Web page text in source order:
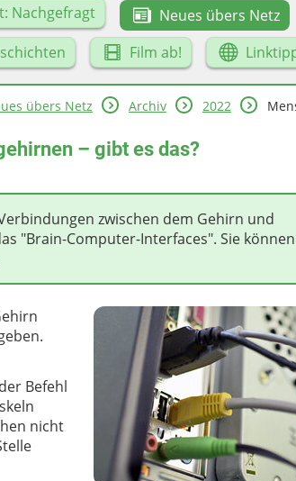
Nachgefragt Neues übers Netz
Film ab!
übers Netz Archiv 2022
– gibt es das?
zwischen dem Gehirn und
"Brain-Computer-Interfaces". Sie
Befehl
nicht